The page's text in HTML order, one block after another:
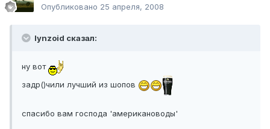
Опубликовано 25 апреля, 2008
lynzoid сказал:
ну вот
задр()чили лучший из шопов
спасибо вам господа 'американоводы'